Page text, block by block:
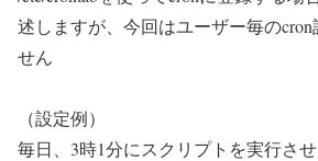
述しますが、今回はユーザー毎の
せん
（設定例）
毎日、3時1分にスクリプトを実行させ